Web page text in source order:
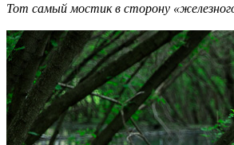
Тот самый мостик в сторону